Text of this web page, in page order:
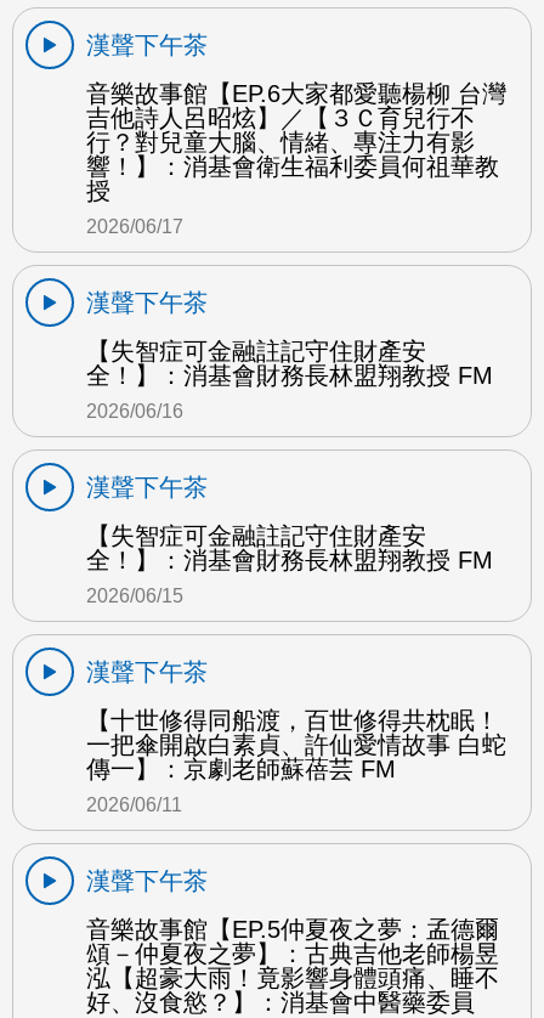
漢聲下午茶
音樂故事館【EP.6大家都愛聽楊柳 台灣
吉他詩人呂昭炫】／【３Ｃ育兒行不
行？對兒童大腦、情緒、專注力有影
響！】：消基會衛生福利委員何祖華教
授
2026/06/17
漢聲下午茶
【失智症可金融註記守住財產安
全！】：消基會財務長林盟翔教授 FM
2026/06/16
漢聲下午茶
【失智症可金融註記守住財產安
全！】：消基會財務長林盟翔教授 FM
2026/06/15
漢聲下午茶
【十世修得同船渡，百世修得共枕眠！
一把傘開啟白素貞、許仙愛情故事 白蛇
傳一】：京劇老師蘇蓓芸 FM
2026/06/11
漢聲下午茶
音樂故事館【EP.5仲夏夜之夢：孟德爾
頌－仲夏夜之夢】：古典吉他老師楊昱
泓【超豪大雨！竟影響身體頭痛、睡不
好、沒食慾？】：消基會中醫藥委員